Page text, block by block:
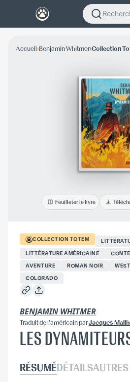
Accueil›Benjamin Whitmer›Collection
Feuilleter le livre
COLLECTION TOTEM
LITTÉRATURE AMÉRICAINE
AVENTURE
ROMAN NOIR
COLORADO
BENJAMIN WHITMER
Traduitde l'américainparJacques
LES
RÉSUMÉDÉTAILS